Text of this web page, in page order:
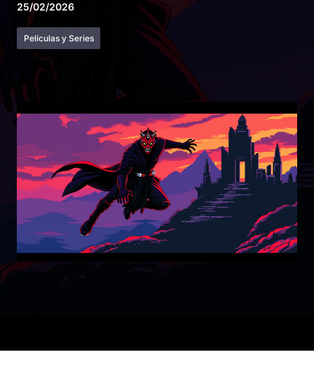
25/02/2026
Películas y Series